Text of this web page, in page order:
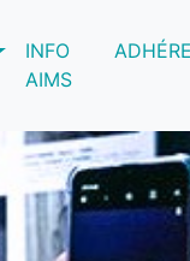
INFO
AIMS